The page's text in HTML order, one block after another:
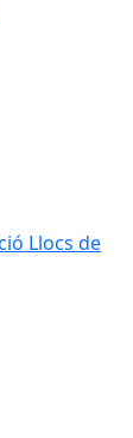
Llocs de